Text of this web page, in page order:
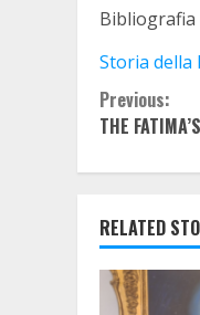
Bibliografia
Storia della
Previous:
THE
RELATED